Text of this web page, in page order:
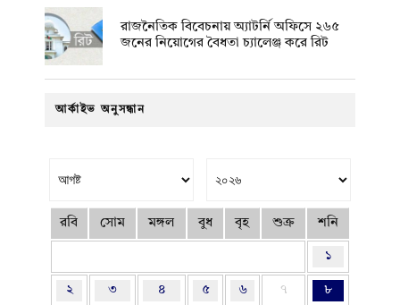
রাজনৈতিক বিবেচনায় অ‍্যাটর্নি অফিসে ২৬৫
জনের নিয়োগের বৈধতা চ্যালেঞ্জ করে রিট
আর্কাইভ অনুসন্ধান
রবি সোম মঙ্গল বুধ বৃহ শুক্র শনি
১
২ ৩ ৪ ৫ ৬ ৭ ৮